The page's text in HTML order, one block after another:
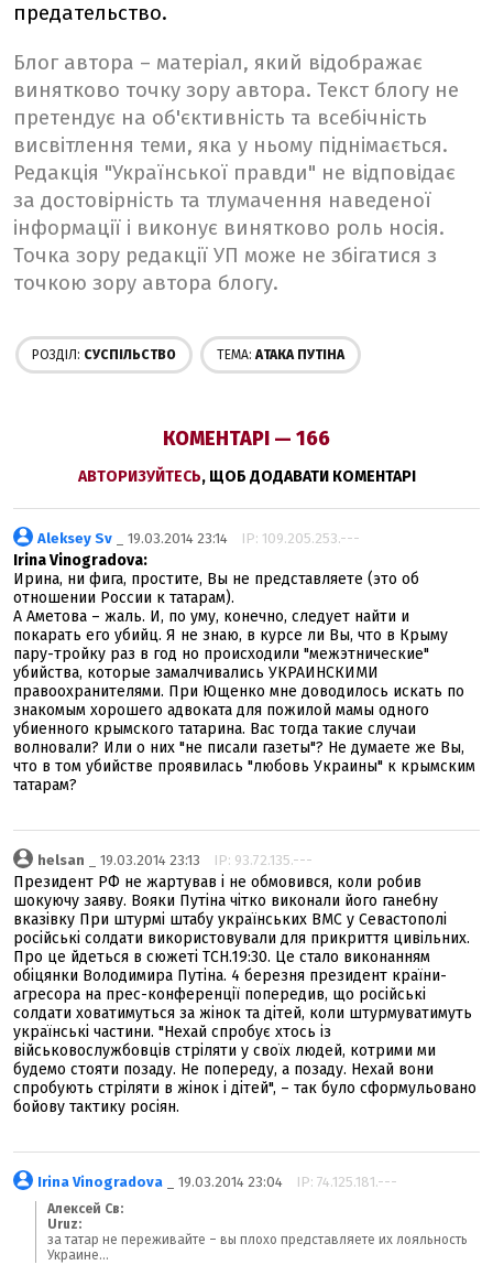
предательство.
Блог автора – матеріал, який відображає
винятково точку зору автора. Текст блогу не
претендує на об'єктивність та всебічність
висвітлення теми, яка у ньому піднімається.
Редакція "Української правди" не відповідає
за достовірність та тлумачення наведеної
інформації і виконує винятково роль носія.
Точка зору редакції УП може не збігатися з
точкою зору автора блогу.
РОЗДІЛ: СУСПІЛЬСТВО ТЕМА: AТАКА ПУТІНА
КОМЕНТАРІ — 166
АВТОРИЗУЙТЕСЬ, ЩОБ ДОДАВАТИ КОМЕНТАРІ
Aleksey Sv _ 19.03.2014 23:14 IP: 109.205.253.---
Irina Vinogradova:
Ирина, ни фига, простите, Вы не представляете (это об
отношении России к татарам).
А Аметова – жаль. И, по уму, конечно, следует найти и
покарать его убийц. Я не знаю, в курсе ли Вы, что в Крыму
пару-тройку раз в год но происходили "межэтнические"
убийства, которые замалчивались УКРАИНСКИМИ
правоохранителями. При Ющенко мне доводилось искать по
знакомым хорошего адвоката для пожилой мамы одного
убиенного крымского татарина. Вас тогда такие случаи
волновали? Или о них "не писали газеты"? Не думаете же Вы,
что в том убийстве проявилась "любовь Украины" к крымским
татарам?
helsan _ 19.03.2014 23:13 IP: 93.72.135.---
Президент РФ не жартував і не обмовився, коли робив
шокуючу заяву. Вояки Путіна чітко виконали його ганебну
вказівку При штурмі штабу українських ВМС у Севастополі
російські солдати використовували для прикриття цивільних.
Про це йдеться в сюжеті ТСН.19:30. Це стало виконанням
обіцянки Володимира Путіна. 4 березня президент країни-
агресора на прес-конференції попередив, що російські
солдати ховатимуться за жінок та дітей, коли штурмуватимуть
українські частини. "Нехай спробує хтось із
військовослужбовців стріляти у своїх людей, котрими ми
будемо стояти позаду. Не попереду, а позаду. Нехай вони
спробують стріляти в жінок і дітей", – так було сформульовано
бойову тактику росіян.
Irina Vinogradova _ 19.03.2014 23:04 IP: 74.125.181.---
Алексей Св:
Uruz:
за татар не переживайте – вы плохо представляете их лояльность
Украине...